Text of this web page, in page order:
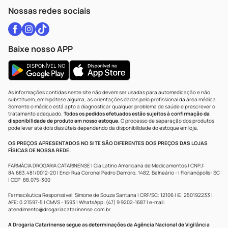
Nossas redes sociais
Baixe nosso APP
As informações contidas neste site não devem ser usadas para automedicação e não
substituem, em hipótese alguma, as orientações dadas pelo profissional da área médica.
Somente o médico está apto a diagnosticar qualquer problema de saúde e prescrever o
tratamento adequado. Todos os pedidos efetuados estão sujeitos à confirmação da
disponibilidade de produto em nosso estoque.O processo de separação dos produtos
pode levar até dois dias úteis dependendo da disponibilidade do estoque em loja.
OS PREÇOS APRESENTADOS NO SITE SÃO DIFERENTES DOS PREÇOS DAS LOJAS
FÍSICAS DE NOSSA REDE.
FARMÁCIA DROGARIA CATARINENSE | Cia Latino Americana de Medicamentos | CNPJ:
84.683.481/0012-20 | End: Rua Coronel Pedro Demoro, 1482, Balneário - | Florianópolis- SC
| CEP: 88.075-300
Farmacêutica Responsável: Simone de Souza Santana | CRF/SC: 12106 | IE: 250192233 |
AFE: 0.21597-5 | CMVS - 1593 | WhatsApp: (47) 9 9202-1687 | e-mail:
atendimento@drogariacatarinense.com.br.
A Drogaria Catarinense segue as determinações da Agência Nacional de Vigilância